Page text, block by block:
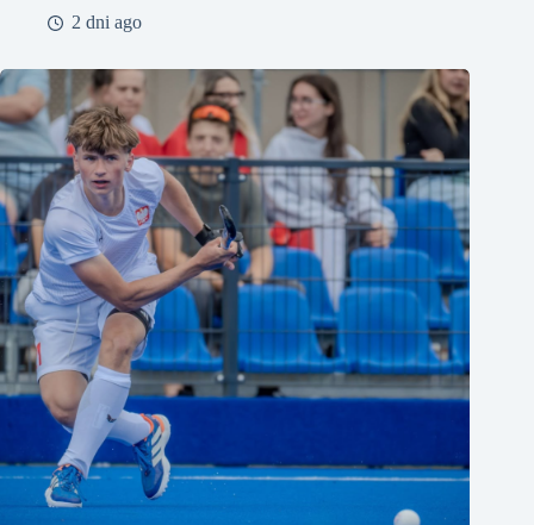
2 dni ago